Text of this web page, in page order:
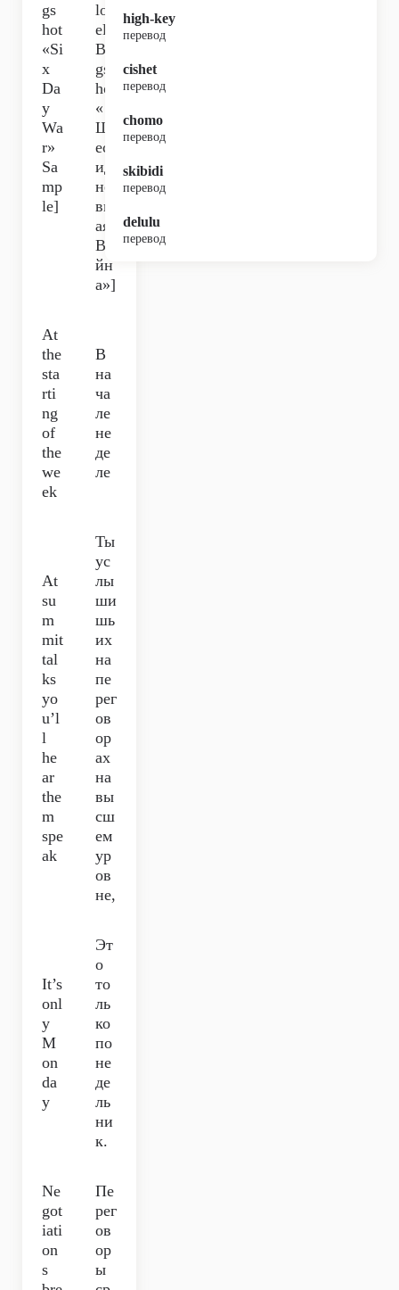
gs
hot
«Si
x
Da
y
Wa
r»
Sa
mp
le]
lon
el
Ba
gs
hot
«
Ш
ест
ид
не
вн
ая
Во
йн
а»]
At
the
sta
rti
ng
of
the
we
ek
В
на
ча
ле
не
де
ле
At
su
m
mit
tal
ks
yo
u’l
l
he
ar
the
m
spe
ak
Ты
ус
лы
ши
шь
их
на
пе
рег
ов
ор
ах
на
вы
сш
ем
ур
ов
не,
It’s
onl
y
M
on
da
y
Эт
о
то
ль
ко
по
не
де
ль
ни
к.
Ne
got
iati
on
s
Пе
рег
ов
ор
ы
high-key
перевод
cishet
перевод
chomo
перевод
skibidi
перевод
delulu
перевод